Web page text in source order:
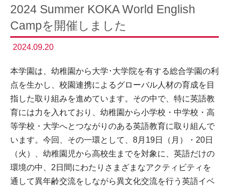
2024 Summer KOKA World English
Campを開催しました
2024.09.20
本学園は、幼稚園から大学･大学院を有する総合学園の利
点を生かし、校園連携によるグローバル人材の育成を目
指した取り組みを進めています。その中で、特に英語教
育には力を入れており、幼稚園から小学校・中学校・高
等学校・大学へとつながりのある英語教育に取り組んで
います。今回、その一環として、8月19日（月）・20日
（火）、幼稚園児から高校生までを対象に、英語だけの
環境の中、2日間にわたりさまざまなアクティビティを
通して異年齢交流をしながら異文化交流を行う英語イベ